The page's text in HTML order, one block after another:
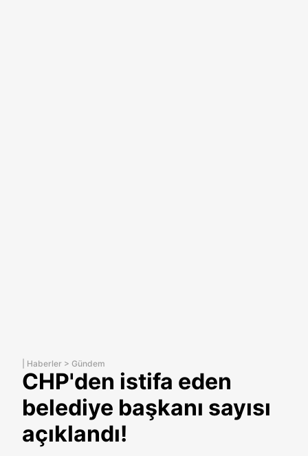
Haberler > Gündem
CHP'den istifa eden
belediye başkanı sayısı
açıklandı!